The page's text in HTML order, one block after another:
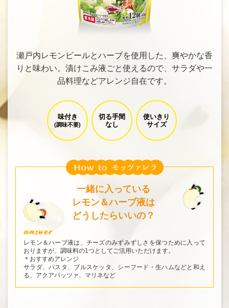
瀬戸内レモンピールとハーブを使用した、爽やかな香
りと味わい。漬けこみ液ごと使えるので、サラダや一
品料理などアレンジ自在です。
味付き
(調味不要)
切る手間
なし
使いきり
サイズ
一緒に入っている
レモン＆ハーブ液は
どうしたらいいの？
レモン＆ハーブ液は、チーズのみずみずしさを保つために入って
おりますが、調味料の1つとしてご活用いただけます。
＊おすすめアレンジ
サラダ、パスタ、ブルスケッタ、シーフード・生ハムなどと和え
る、アクアパッツァ、マリネなど